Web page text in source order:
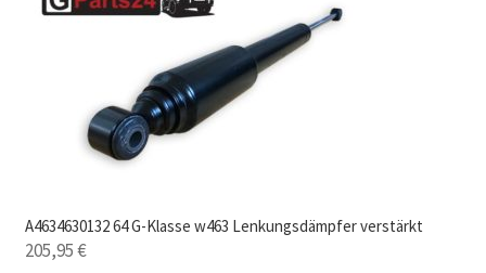
A4634630132 64 G-Klasse w463 Lenkungsdämpfer verstärkt
205,95€